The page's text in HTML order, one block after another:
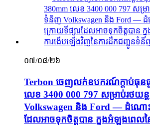
០៧/០៨/២៦
Terbon ចេញលក់ឧបករណ៍ក្ដាប់ធុន
លេខ 3400 000 797 សម្រាប់រថយ
Volkswagen និង Ford — ដំណោះ
ដែលអាចទុកចិត្តបាន ក្នុងអំឡុងពេលន